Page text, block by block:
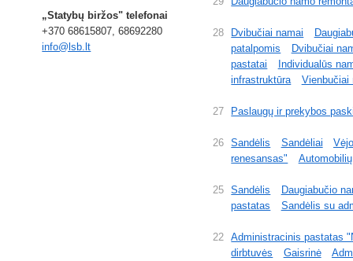
„Statybų biržos" telefonai
+370 68615807, 68692280
info@lsb.lt
28 Dvibučiai namai
patalpomis
Dvibučiai
pastatai
Individualūs
infrastruktūra
Vienbučiai
27 Paslaugų ir prekybos
26 Sandėlis Sandėliai
renesansas"
25 Sandėlis
Daugiabučio
pastatas
Sandėlis su
22
Administracinis pastatas
dirbtuvės
Gaisrinė